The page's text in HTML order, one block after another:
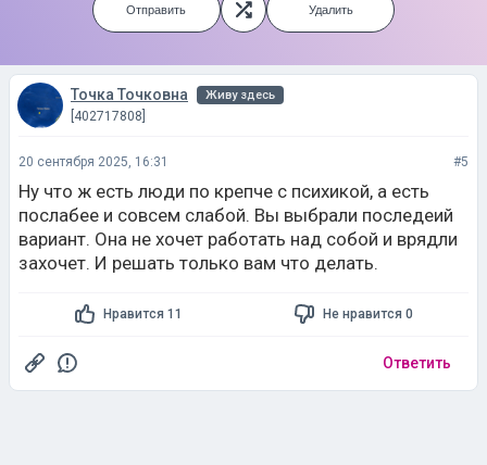
Отправить Удалить
Точка Точковна Живу здесь
[402717808]
20 сентября 2025, 16:31 #5
Ну что ж есть люди по крепче с психикой, а есть
послабее и совсем слабой. Вы выбрали последеий
вариант. Она не хочет работать над собой и врядли
захочет. И решать только вам что делать.
Нравится 11 Не нравится 0
Ответить